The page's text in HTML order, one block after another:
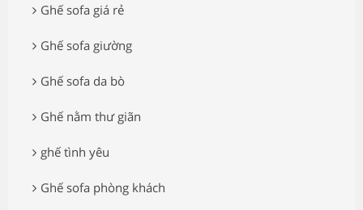
Ghế sofa giá rẻ
Ghế sofa giường
Ghế sofa da bò
Ghế nằm thư giãn
ghế tình yêu
Ghế sofa phòng khách